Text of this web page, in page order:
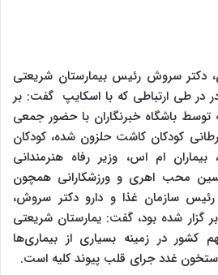
دکتر سروش رئیس بیمارستان شریعتی
امروز ۱۷ بهمن در در طی ارتباطی که با اسکایپ گفت: بر
باشگاه خبرنگاران با حضور جمعی
کودکان کاشت حلزون شده، کودکان
ام اس، وزیر رفاه هنرمندانی
محب اهری و ورزشکارانی همچون
رئیس سازمان غذا و دارو دکتر سروش،
گزار شده بود، گفت: یمارستان شریعتی
کشور در زمینه بسیاری از بیماری‌ها
غدد جرای قلب پیوند کلیه است.